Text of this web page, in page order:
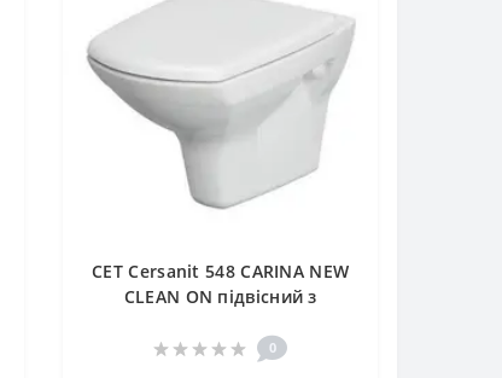
CET Cersanit 548 CARINA NEW
CLEAN ON підвісний з
0